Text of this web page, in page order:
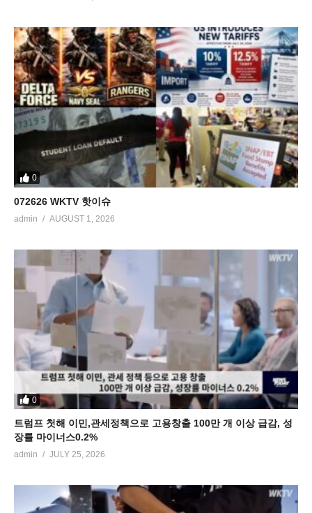
0
072626 WKTV 핫이슈
admin AUGUST 1, 2026
0
트럼프 첫해 이민,관세정책으로 고용창출 100만 개 이상 급감, 성
장률 마이너스0.2%
admin JULY 25, 2026